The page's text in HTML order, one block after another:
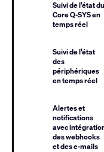
Suivi de l’état du
Core Q-SYS en
temps réel
Suivi de l’état
des
périphériques
en temps réel
Alertes et
notifications
avec
des webhooks
et des e-mails